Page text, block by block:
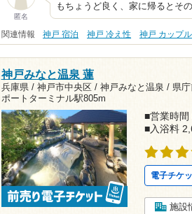
匿名
もちょうど良く、家に帰るとそ
関連情報 神戸 宿泊 神戸 冷え性 神戸 カップル
神戸みなと温泉 蓮
兵庫県 / 神戸市中央区 / 神戸みなと温泉 / 県
ポートターミナル駅805m
■営業時
■入浴料
電子チケ
施設